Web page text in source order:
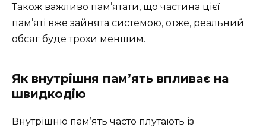
Також важливо пам’ятати, що частина цієї
пам’яті вже зайнята системою, отже, реальний
обсяг буде трохи меншим.
Як внутрішня пам’ять впливає на
швидкодію
Внутрішню пам’ять часто плутають із